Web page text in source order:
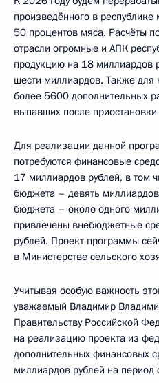
произведённого в
50 процентов мяса. Расчёты
отрасли огромные и АПК
продукцию на 18 миллиардов
шести миллиардов. Также для
более 5600 дополнительных
выпавших после
Для реализации данной
потребуются финансовые
17 миллиардов рублей, в том
бюджета – девять
бюджета – около одного
привлечены внебюджетные
рублей. Проект программы
в Министерстве сельского
Учитывая особую важность
уважаемый Владимир
Правительству Российской
на реализацию проекта из
дополнительных финансовых
миллиардов рублей на